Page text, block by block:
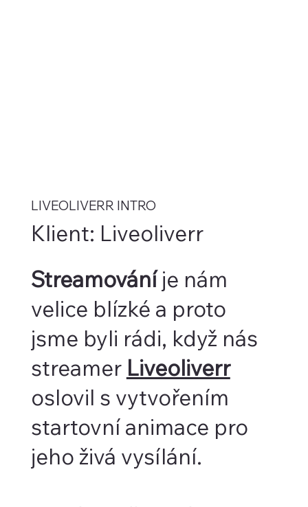
LIVEOLIVERR INTRO
Klient: Liveoliverr
Streamováníje nám
velice blízké a proto
jsme byli rádi, když nás
streamer Liveoliverr
oslovil s vytvořením
startovní animace pro
jeho živá vysílání.